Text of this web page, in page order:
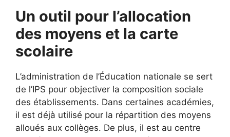
Un outil pour l’allocation
des moyens et la carte
scolaire
L’administration de l’Éducation nationale se sert
de l’IPS pour objectiver la composition sociale
des établissements. Dans certaines académies,
il est déjà utilisé pour la répartition des moyens
alloués aux collèges. De plus, il est au centre